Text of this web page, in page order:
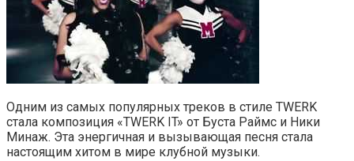
Одним из самых популярных треков в стиле TWERK
стала композиция «TWERK IT» от Буста Раймс и Ники
Минаж. Эта энергичная и вызывающая песня стала
настоящим хитом в мире клубной музыки.